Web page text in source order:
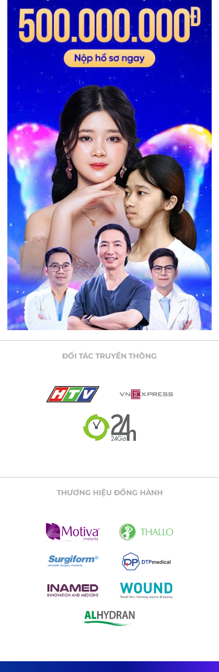
ĐỐI TÁC TRUYỀN THÔNG
THƯƠNG HIỆU ĐỒNG HÀNH